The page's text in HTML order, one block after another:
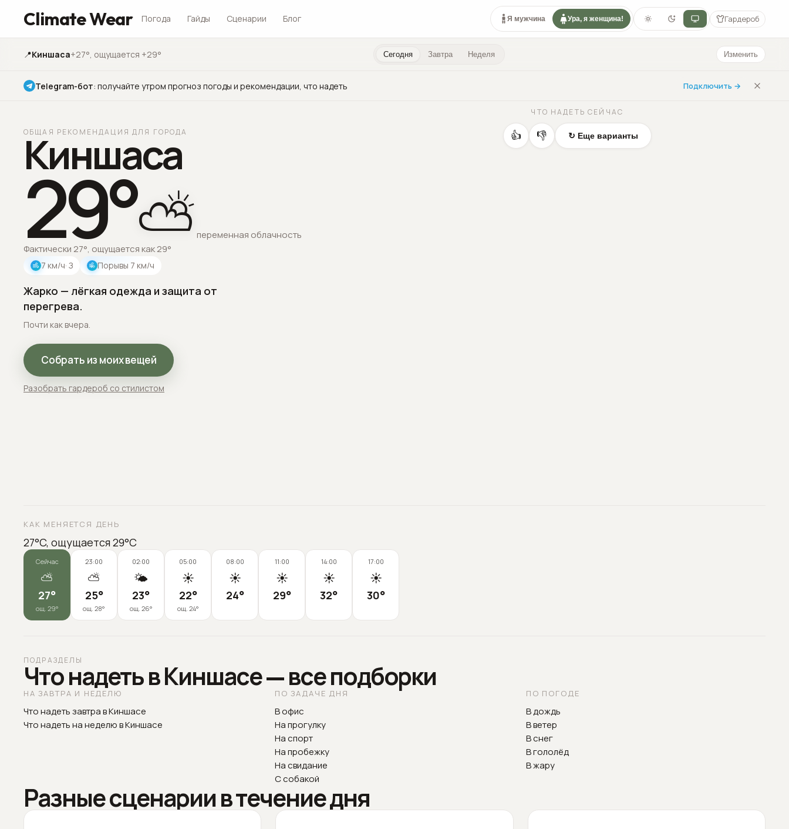
Climate Wear Погода Гайды Сценарии Блог Я мужчина Ура, я женщина! Гардероб
📍Киншаса+27°, ощущается +29° Сегодня Завтра Неделя Изменить
Telegram-бот: получайте утром прогноз погоды и рекомендации, что надеть Подключить →
ОБЩАЯ РЕКОМЕНДАЦИЯ ДЛЯ ГОРОДА
Киншаса
29°⛅переменная облачность
Фактически 27°, ощущается как 29°
7 км/ч· З Порывы 7 км/ч
Жарко — лёгкая одежда и защита от
перегрева.
Почти как вчера.
Собрать из моих вещей
Разобрать гардероб со стилистом
ЧТО НАДЕТЬ СЕЙЧАС
👍 👎 ↻ Еще варианты
КАК МЕНЯЕТСЯ ДЕНЬ
27°C, ощущается 29°C
Сейчас
⛅
27°
ощ. 29°
23:00
⛅
25°
ощ. 28°
02:00
🌤️
23°
ощ. 26°
05:00
☀️
22°
ощ. 24°
08:00
☀️
24°
11:00
☀️
29°
14:00
☀️
32°
17:00
☀️
30°
ПОДРАЗДЕЛЫ
Что надеть в Киншасе — все подборки
НА ЗАВТРА И НЕДЕЛЮ
Что надеть завтра в Киншасе
Что надеть на неделю в Киншасе
ПО ЗАДАЧЕ ДНЯ
В офис
На прогулку
На спорт
На пробежку
На свидание
С собакой
ПО ПОГОДЕ
В дождь
В ветер
В снег
В гололёд
В жару
Разные сценарии в течение дня